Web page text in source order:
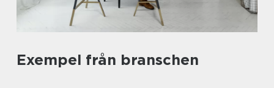
Exempel från branschen